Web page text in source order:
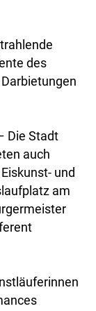
des
Die Stadt
auch
und
am